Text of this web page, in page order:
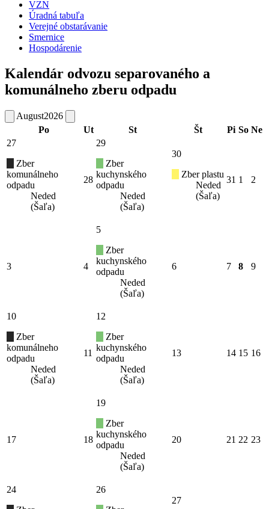
VZN
Úradná tabuľa
Verejné obstarávanie
Smernice
Hospodárenie
Kalendár odvozu separovaného a
komunálneho zberu odpadu
August2026
Po
Ut St Št Pi So Ne
27
Zber
komunálneho
odpadu
Neded
(Šaľa)
28
29
Zber
kuchynského
odpadu
Neded
(Šaľa)
30
Zber plastu
Neded
(Šaľa)
31 1 2
3 4
5
Zber
kuchynského
odpadu
Neded
(Šaľa)
6 7 8 9
10
Zber
komunálneho
odpadu
Neded
(Šaľa)
11
12
Zber
kuchynského
odpadu
Neded
(Šaľa)
13 14 15 16
17 18
19
Zber
kuchynského
odpadu
Neded
(Šaľa)
20 21 22 23
24
26
27